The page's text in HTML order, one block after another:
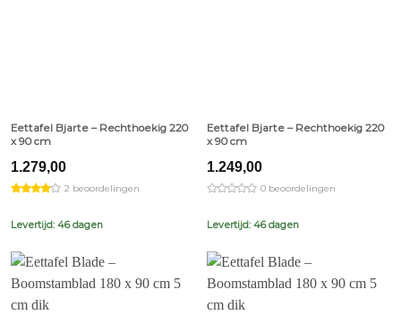
Eettafel Bjarte – Rechthoekig 220
x 90 cm
1.279,00
2 beoordelingen
Levertijd: 46 dagen
Eettafel Bjarte – Rechthoekig 220
x 90 cm
1.249,00
0 beoordelingen
Levertijd: 46 dagen